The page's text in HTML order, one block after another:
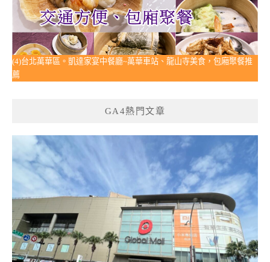
(4)台北萬華區。凱達家宴中餐廳~萬華車站、龍山寺美食，包廂聚餐推
薦
GA4熱門文章